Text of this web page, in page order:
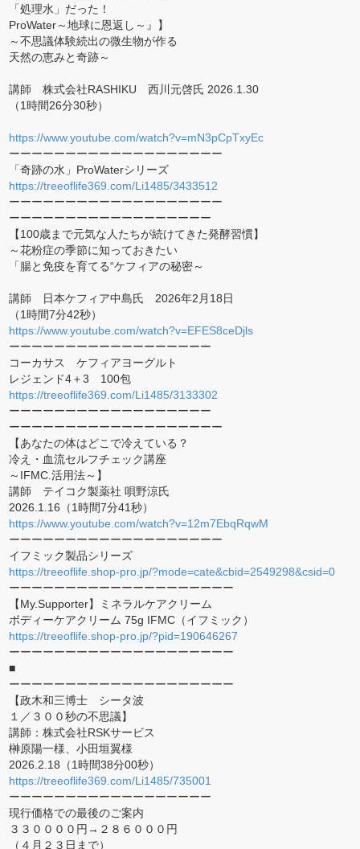
「処理水」だった！
ProWater～地球に恩返し～』】
～不思議体験続出の微生物が作る
天然の恵みと奇跡～
講師 株式会社RASHIKU 西川元啓氏 2026.1.30
（1時間26分30秒）
https://www.youtube.com/watch?v=mN3pCpTxyEc
ーーーーーーーーーーーーーーーーーーー
「奇跡の水」ProWaterシリーズ
https://treeoflife369.com/Li1485/3433512
ーーーーーーーーーーーーーーーーーーー
ーーーーーーーーーーーーーーーーーー
【100歳まで元気な人たちが続けてきた発酵習慣】
～花粉症の季節に知っておきたい
「腸と免疫を育てる“ケフィアの秘密～
講師 日本ケフィア中島氏 2026年2月18日
（1時間7分42秒）
https://www.youtube.com/watch?v=EFES8ceDjls
ーーーーーーーーーーーーーーーーーー
コーカサス ケフィアヨーグルト
レジェンド4＋3 100包
https://treeoflife369.com/Li1485/3133302
ーーーーーーーーーーーーーーーーーー
ーーーーーーーーーーーーーーーーーーー
【あなたの体はどこで冷えている？
冷え・血流セルフチェック講座
～IFMC.活用法～】
講師 テイコク製薬社 唄野涼氏
2026.1.16（1時間7分41秒）
https://www.youtube.com/watch?v=12m7EbqRqwM
ーーーーーーーーーーーーーーーーーーー
イフミック製品シリーズ
https://treeoflife.shop-pro.jp/?mode=cate&cbid=2549298&csid=0
ーーーーーーーーーーーーーーーーーーーー
【My.Supporter】ミネラルケアクリーム
ボディーケアクリーム 75g IFMC（イフミック）
https://treeoflife.shop-pro.jp/?pid=190646267
ーーーーーーーーーーーーーーーーーーーー
■
ーーーーーーーーーーーーーーーーーーーー
【政木和三博士 シータ波
１／３００秒の不思議】
講師：株式会社RSKサービス
榊原陽一様、小田垣翼様
2026.2.18（1時間38分00秒）
https://treeoflife369.com/Li1485/735001
ーーーーーーーーーーーーーーーーーー
現行価格での最後のご案内
３３００００円→２８６０００円
（４月２３日まで）